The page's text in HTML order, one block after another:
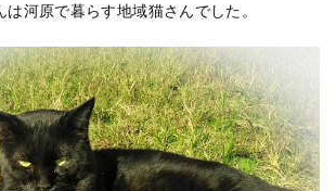
は河原で暮らす地域猫さんでした。